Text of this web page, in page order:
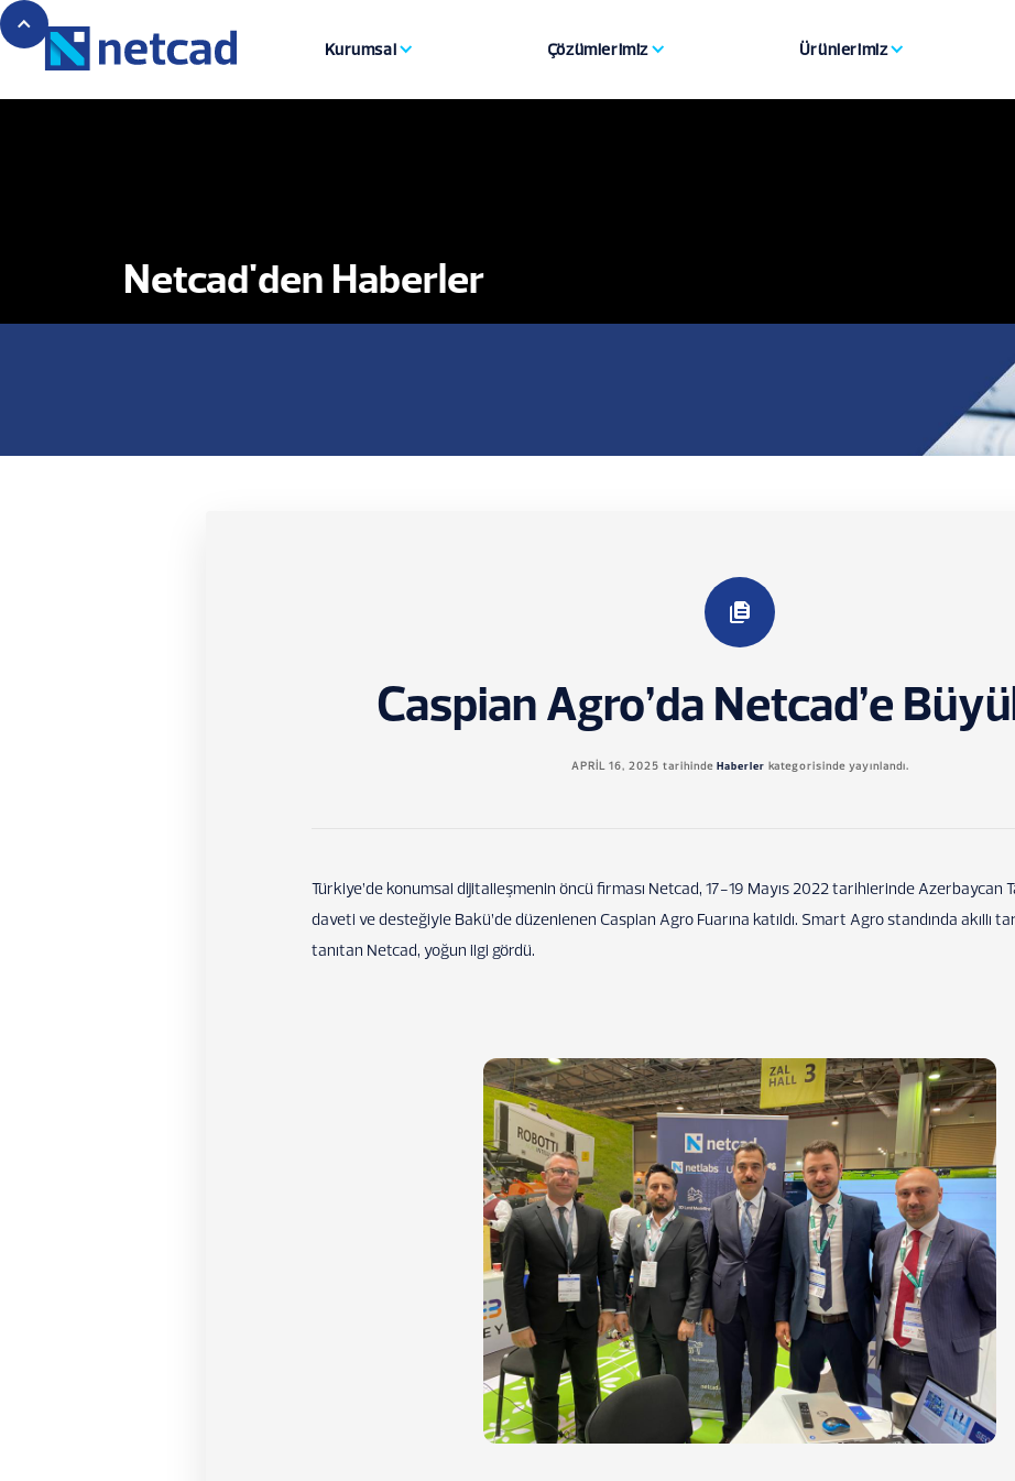
Kurumsal Çözümlerimiz Ürünlerimiz
Netcad'den Haberler
Caspian Agro’da Netcad’e
APRIL 16, 2025 tarihinde Haberler kategorisinde yayınlandı.
Türkiye’de konumsal dijitalleşmenin öncü firması Netcad, 17-19 Mayıs 2022 tarihlerinde Azerbaycan
daveti ve desteğiyle Bakü’de düzenlenen Caspian Agro Fuarına katıldı. Smart Agro standında akıllı
tanıtan Netcad, yoğun ilgi gördü.